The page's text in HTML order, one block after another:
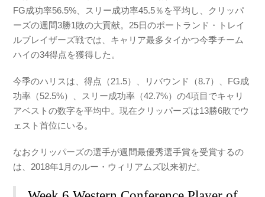
FG成功率56.5%、スリー成功率45.5％を平均し、クリッパ
ーズの週間3勝1敗の大貢献。25日のポートランド・トレイ
ルブレイザーズ戦では、キャリア最多タイかつ今季チーム
ハイの34得点を獲得した。
今季のハリスは、得点（21.5）、リバウンド（8.7）、FG成
功率（52.5%）、スリー成功率（42.7%）の4項目でキャリ
アベストの数字を平均中。現在クリッパーズは13勝6敗でウ
ェスト首位にいる。
なおクリッパーズの選手が週間最優秀選手賞を受賞するの
は、2018年1月のルー・ウィリアムズ以来初だ。